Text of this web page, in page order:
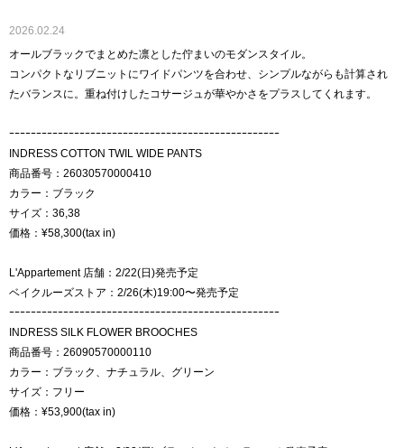
2026.02.24
オールブラックでまとめた凛とした佇まいのモダンスタイル。
コンパクトなリブニットにワイドパンツを合わせ、シンプルながらも計算され
たバランスに。重ね付けしたコサージュが華やかさをプラスしてくれます。
ｰｰｰｰｰｰｰｰｰｰｰｰｰｰｰｰｰｰｰｰｰｰｰｰｰｰｰｰｰｰｰｰｰｰｰｰｰｰｰｰｰｰｰｰｰｰｰｰｰｰ
INDRESS COTTON TWIL WIDE PANTS
商品番号：26030570000410
カラー：ブラック
サイズ：36,38
価格：¥58,300(tax in)
L'Appartement 店舗：2/22(日)発売予定
ベイクルーズストア：2/26(木)19:00〜発売予定
ｰｰｰｰｰｰｰｰｰｰｰｰｰｰｰｰｰｰｰｰｰｰｰｰｰｰｰｰｰｰｰｰｰｰｰｰｰｰｰｰｰｰｰｰｰｰｰｰｰｰ
INDRESS SILK FLOWER BROOCHES
商品番号：26090570000110
カラー：ブラック、ナチュラル、グリーン
サイズ：フリー
価格：¥53,900(tax in)